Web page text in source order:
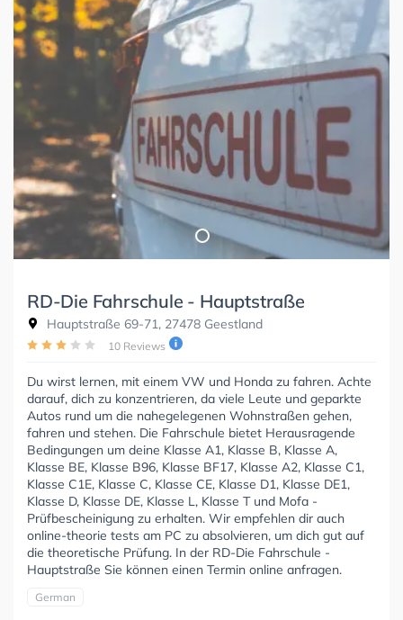
RD-Die Fahrschule - Hauptstraße
Hauptstraße 69-71, 27478 Geestland
10 Reviews
Du wirst lernen, mit einem VW und Honda zu fahren. Achte
darauf, dich zu konzentrieren, da viele Leute und geparkte
Autos rund um die nahegelegenen Wohnstraßen gehen,
fahren und stehen. Die Fahrschule bietet Herausragende
Bedingungen um deine Klasse A1, Klasse B, Klasse A,
Klasse BE, Klasse B96, Klasse BF17, Klasse A2, Klasse C1,
Klasse C1E, Klasse C, Klasse CE, Klasse D1, Klasse DE1,
Klasse D, Klasse DE, Klasse L, Klasse T und Mofa -
Prüfbescheinigung zu erhalten. Wir empfehlen dir auch
online-theorie tests am PC zu absolvieren, um dich gut auf
die theoretische Prüfung. In der RD-Die Fahrschule -
Hauptstraße Sie können einen Termin online anfragen.
German